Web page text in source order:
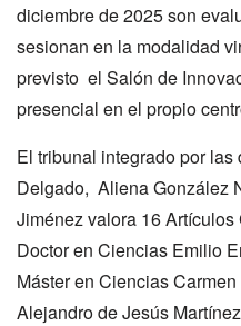
diciembre de 2025 son
sesionan en la modalidad
previsto el Salón de
presencial en el propio
El tribunal integrado por
Delgado, Aliena González
Jiménez valora 16
Doctor en Ciencias Emilio
Máster en Ciencias
Alejandro de Jesús